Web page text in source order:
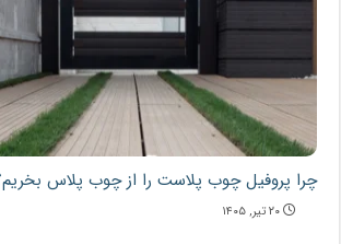
چرا پروفیل چوب پلاست را از چوب پلاس
۲۰ تیر, ۱۴۰۵